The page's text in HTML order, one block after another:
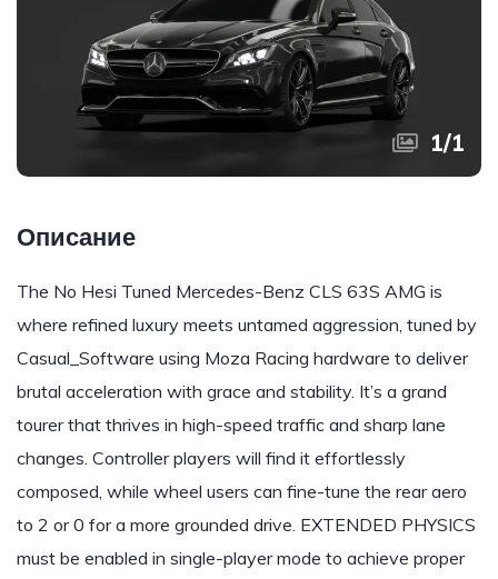
1/1
Описание
The No Hesi Tuned Mercedes-Benz CLS 63S AMG is
where refined luxury meets untamed aggression, tuned by
Casual_Software using Moza Racing hardware to deliver
brutal acceleration with grace and stability. It’s a grand
tourer that thrives in high-speed traffic and sharp lane
changes. Controller players will find it effortlessly
composed, while wheel users can fine-tune the rear aero
to 2 or 0 for a more grounded drive. EXTENDED PHYSICS
must be enabled in single-player mode to achieve proper